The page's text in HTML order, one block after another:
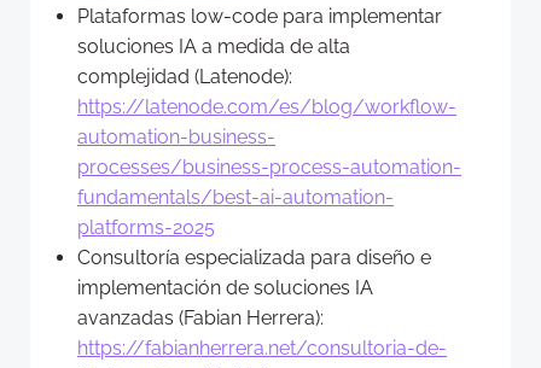
Plataformas low-code para implementar
soluciones IA a medida de alta
complejidad (Latenode):
https://latenode.com/es/blog/workflow-
automation-business-
processes/business-process-automation-
fundamentals/best-ai-automation-
platforms-2025
Consultoría especializada para diseño e
implementación de soluciones IA
avanzadas (Fabian Herrera):
https://fabianherrera.net/consultoria-de-